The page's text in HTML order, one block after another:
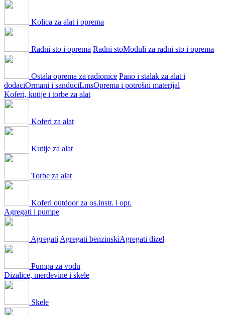
Kolica za alat i oprema
Radni sto i oprema Radni stoModuli za radni sto i oprema
Ostala oprema za radionice Pano i stalak za alat i
dodaciOrmani i sanduciLmsOprema i potrošni materijal
Koferi, kutije i torbe za alat
Koferi za alat
Kutije za alat
Torbe za alat
Koferi outdoor za os.instr. i opr.
Agregati i pumpe
AgregatiAgregati benzinskiAgregati dizel
Pumpa za vodu
Dizalice, merdevine i skele
Skele